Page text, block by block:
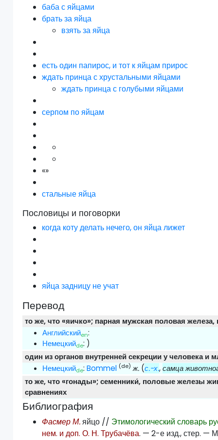
баба с яйцами
брать за яйца
взять за яйца
есть один папирос, и тот к яйцам прирос
ждать принца с хрустальными яйцами
ждать принца с голубыми яйцами
серпом по яйцам
«»
стальные яйца
Пословицы и поговорки
когда коту делать нечего, он яйца лижет
яйца задницу не учат
Перевод
то же, что «яичко»; парная мужская половая
Английскийen:
Немецкийde: )
один из органов внутренней секреции у человека и
Немецкийde:Bommel (de) ж. (с.-х.,самца
то же, что «гонады»; семенники́, половые железы
сравнениях
Библиография
Фасмер М.яйцо // Этимологический словарь
нем. и доп. О. Н. Трубачёва. — 2-е изд., стер. —